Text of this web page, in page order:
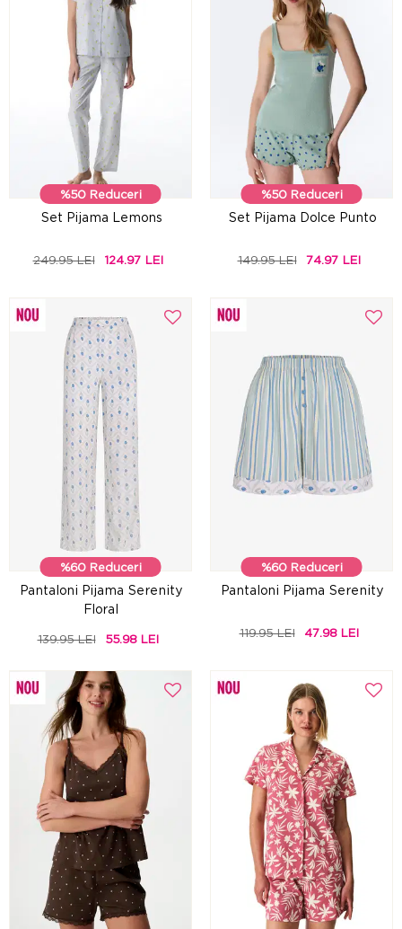
%50 Reduceri
Set Pijama Lemons
249.95 LEI 124.97 LEI
%50 Reduceri
Set Pijama Dolce Punto
149.95 LEI 74.97 LEI
%60 Reduceri
Pantaloni Pijama Serenity
Floral
139.95 LEI 55.98 LEI
%60 Reduceri
Pantaloni Pijama Serenity
119.95 LEI 47.98 LEI